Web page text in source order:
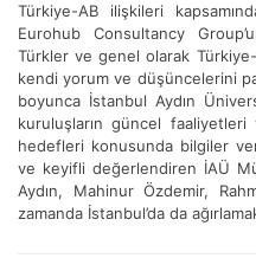
Türkiye-AB ilişkileri
Eurohub Consultancy
Türkler ve genel olarak
kendi yorum ve düşüncelerini
boyunca İstanbul Aydın
kuruluşların güncel
hedefleri konusunda bilgiler
ve keyifli değerlendiren İAÜ
Aydın, Mahinur Özdemir,
zamanda İstanbul’da da